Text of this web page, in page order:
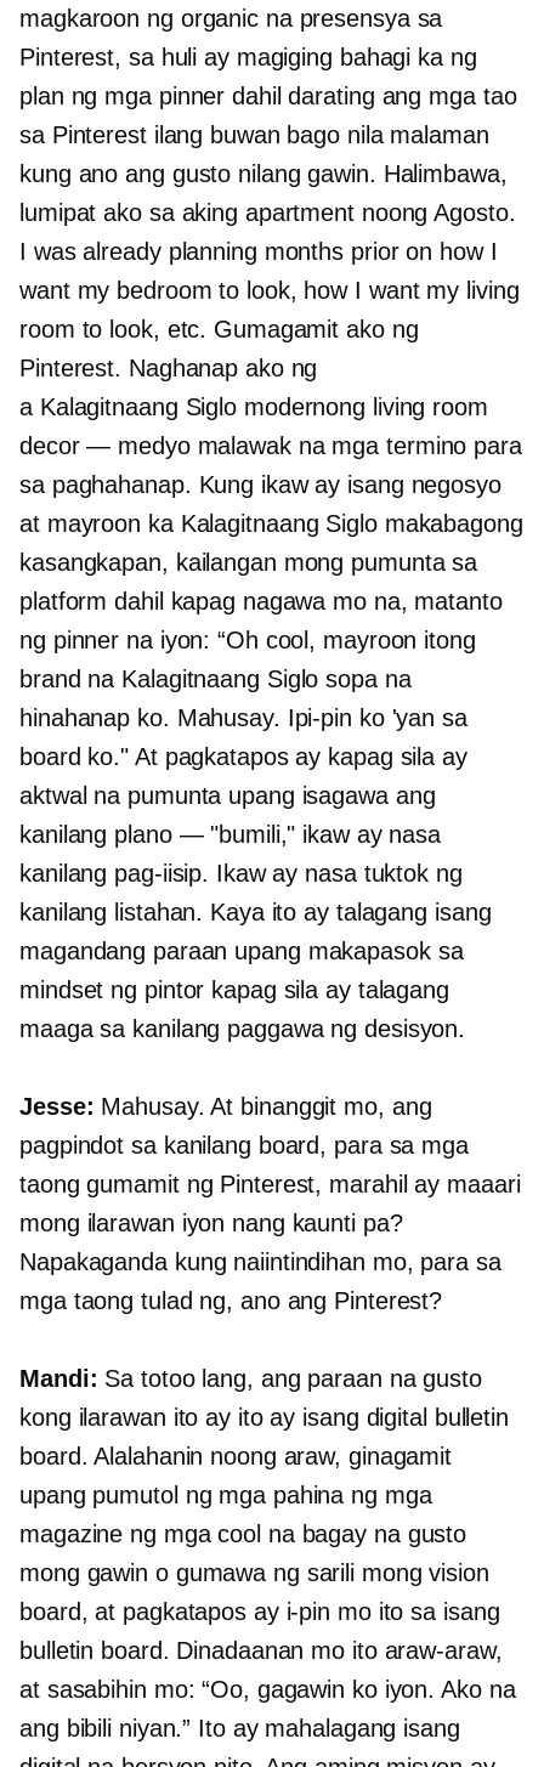
magkaroon ng organic na presensya sa
Pinterest, sa huli ay magiging bahagi ka ng
plan ng mga pinner dahil darating ang mga tao
sa Pinterest ilang buwan bago nila malaman
kung ano ang gusto nilang gawin. Halimbawa,
lumipat ako sa aking apartment noong Agosto.
I was already planning months prior on how I
want my bedroom to look, how I want my living
room to look, etc. Gumagamit ako ng
Pinterest. Naghanap ako ng
a Kalagitnaang Siglo modernong living room
decor — medyo malawak na mga termino para
sa paghahanap. Kung ikaw ay isang negosyo
at mayroon ka Kalagitnaang Siglomakabagong
kasangkapan, kailangan mong pumunta sa
platform dahil kapag nagawa mo na, matanto
ng pinner na iyon: “Oh cool, mayroon itong
brand na Kalagitnaang Siglo sopa na
hinahanap ko. Mahusay. Ipi-pin ko 'yan sa
board ko." At pagkatapos ay kapag sila ay
aktwal na pumunta upang isagawa ang
kanilang plano — "bumili," ikaw ay nasa
kanilang pag-iisip. Ikaw ay nasa tuktok ng
kanilang listahan. Kaya ito ay talagang isang
magandang paraan upang makapasok sa
mindset ng pintor kapag sila ay talagang
maaga sa kanilang paggawa ng desisyon.
Jesse: Mahusay. At binanggit mo, ang
pagpindot sa kanilang board, para sa mga
taong gumamit ng Pinterest, marahil ay maaari
mong ilarawan iyon nang kaunti pa?
Napakaganda kung naiintindihan mo, para sa
mga taong tulad ng, ano ang Pinterest?
Mandi: Sa totoo lang, ang paraan na gusto
kong ilarawan ito ay ito ay isang digital bulletin
board. Alalahanin noong araw, ginagamit
upang pumutol ng mga pahina ng mga
magazine ng mga cool na bagay na gusto
mong gawin o gumawa ng sarili mong vision
board, at pagkatapos ay i-pin mo ito sa isang
bulletin board. Dinadaanan mo ito araw-araw,
at sasabihin mo: “Oo, gagawin ko iyon. Ako na
ang bibili niyan.” Ito ay mahalagang isang